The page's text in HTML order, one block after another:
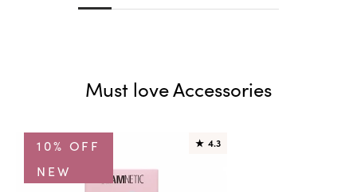
Must love Accessories
10% OFF
NEW
★ 4.3